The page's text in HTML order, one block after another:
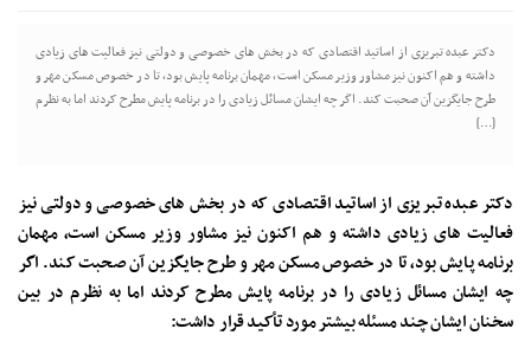
دکتر عبده تبریزی از اساتید اقتصادی که در بخش های خصوصی و دولتی نیز فعالیت های زیادی
داشته و هم اکنون نیز مشاور وزیر مسکن است، مهمان برنامه پایش بود، تا در خصوص مسکن مهر و
طرح جایگزین آن صحبت کند. اگر چه ایشان مسائل زیادی را در برنامه پایش مطرح کردند اما به نظرم
[…]
دکتر عبده تبریزی از اساتید اقتصادی که در بخش های خصوصی و دولتی نیز
فعالیت های زیادی داشته و هم اکنون نیز مشاور وزیر مسکن است، مهمان
برنامه پایش بود، تا در خصوص مسکن مهر و طرح جایگزین آن صحبت کند. اگر
چه ایشان مسائل زیادی را در برنامه پایش مطرح کردند اما به نظرم در بین
سخنان ایشان چند مسئله بیشتر مورد تأکید قرار داشت: